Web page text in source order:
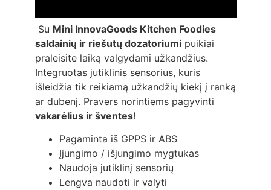
Su Mini InnovaGoods Kitchen Foodies
saldainių ir riešutų dozatoriumipuikiai
praleisite laiką valgydami užkandžius.
Integruotas jutiklinis sensorius, kuris
išleidžia tik reikiamą užkandžių kiekį į ranką
ar dubenį. Pravers norintiems pagyvinti
vakarėlius ir šventes!
Pagaminta iš GPPS ir ABS
Įjungimo / išjungimo mygtukas
Naudoja jutiklinį sensorių
Lengva naudoti ir valyti